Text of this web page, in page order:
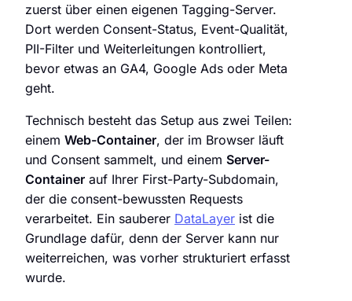
zuerst über einen eigenen Tagging-Server.
Dort werden Consent-Status, Event-Qualität,
PII-Filter und Weiterleitungen kontrolliert,
bevor etwas an GA4, Google Ads oder Meta
geht.
Technisch besteht das Setup aus zwei Teilen:
einem Web-Container, der im Browser läuft
und Consent sammelt, und einem Server-
Container auf Ihrer First-Party-Subdomain,
der die consent-bewussten Requests
verarbeitet. Ein sauberer DataLayer ist die
Grundlage dafür, denn der Server kann nur
weiterreichen, was vorher strukturiert erfasst
wurde.